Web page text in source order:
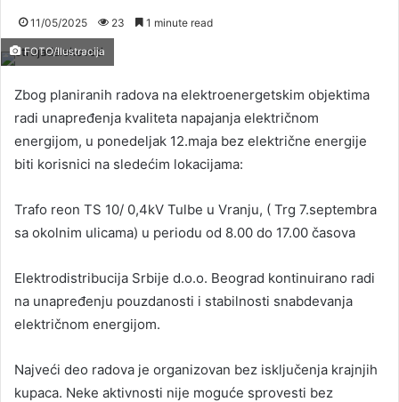
11/05/2025 23 1 minute read
FOTO/Ilustracija
Zbog planiranih radova na elektroenergetskim objektima
radi unapređenja kvaliteta napajanja električnom
energijom, u ponedeljak 12.maja bez električne energije
biti korisnici na sledećim lokacijama:
Trafo reon TS 10/ 0,4kV Tulbe u Vranju, ( Trg 7.septembra
sa okolnim ulicama) u periodu od 8.00 do 17.00 časova
Elektrodistribucija Srbije d.o.o. Beograd kontinuirano radi
na unapređenju pouzdanosti i stabilnosti snabdevanja
električnom energijom.
Najveći deo radova je organizovan bez isključenja krajnjih
kupaca. Neke aktivnosti nije moguće sprovesti bez